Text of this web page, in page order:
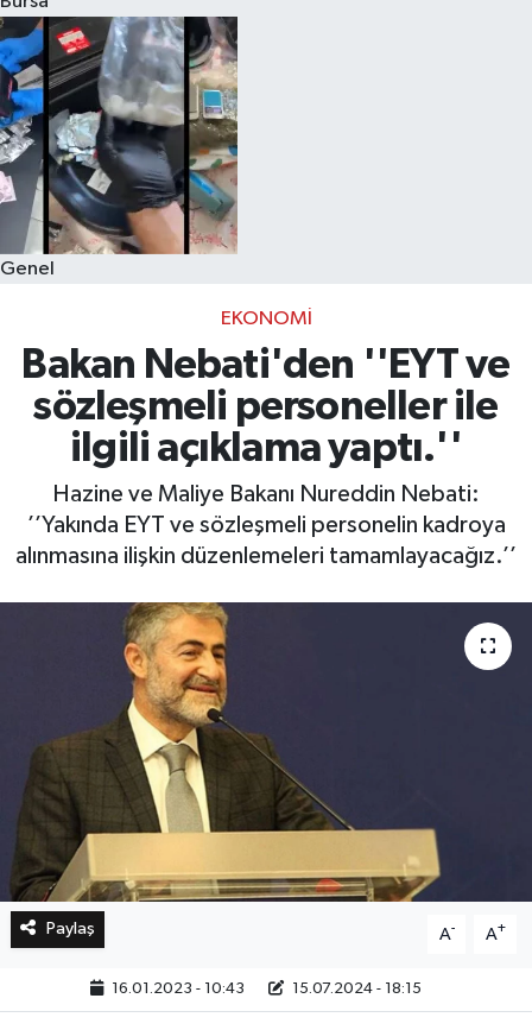
Genel
EKONOMI
Bakan Nebati'den ''EYT ve
sözleşmeli personeller ile
ilgili açıklama yaptı.''
Hazine ve Maliye Bakanı Nureddin Nebati:
’’Yakında EYT ve sözleşmeli personelin kadroya
alınmasına ilişkin düzenlemeleri tamamlayacağız.’’
Paylaş A- A+
16.01.2023 - 10:43 15.07.2024 - 18:15
Eğitim
Sağlık
Dünya
Magazin
Kültür & Sanat
Teknoloji
Bilim
Genel